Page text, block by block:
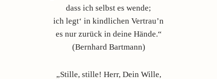
dass ich selbst es wende;
ich legt‘ in kindlichen Vertrau’n
es nur zurück in deine Hände.“
(Bernhard Bartmann)
„Stille, stille! Herr, Dein Wille,